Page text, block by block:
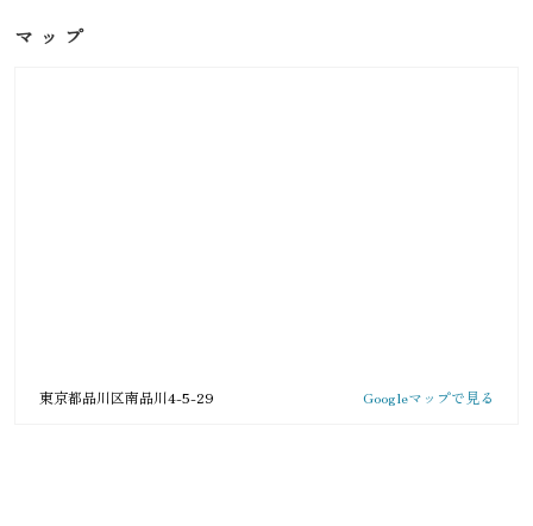
マップ
東京都品川区南品川4-5-29 Googleマップで見る